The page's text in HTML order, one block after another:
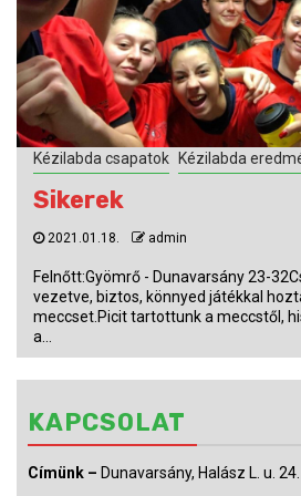
Kézilabda csapatok Kézilabda
Sikerek
2021.01.18. admin
Felnőtt:Gyömrő - Dunavarsány 23-
vezetve, biztos, könnyed játékkal
meccset.Picit tartottunk a meccstől,
a...
KAPCSOLAT
Címünk – Dunavarsány, Halász L. u. 24.